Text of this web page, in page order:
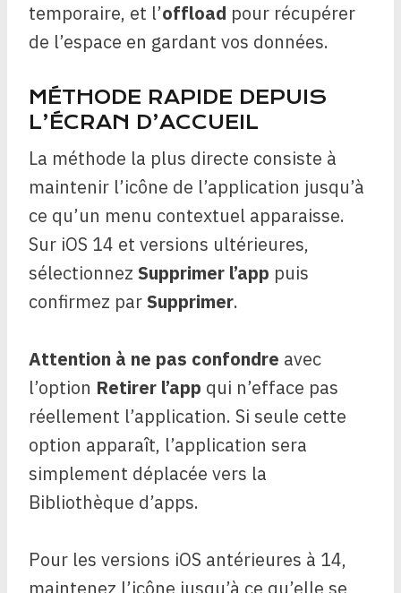
temporaire, et l’offload pour récupérer
de l’espace en gardant vos données.
MÉTHODE RAPIDE DEPUIS
L’ÉCRAN D’ACCUEIL
La méthode la plus directe consiste à
maintenir l’icône de l’application jusqu’à
ce qu’un menu contextuel apparaisse.
Sur iOS 14 et versions ultérieures,
sélectionnez Supprimer l’app puis
confirmez par Supprimer.
Attention à ne pas confondre avec
l’option Retirer l’app qui n’efface pas
réellement l’application. Si seule cette
option apparaît, l’application sera
simplement déplacée vers la
Bibliothèque d’apps.
Pour les versions iOS antérieures à 14,
maintenez l’icône jusqu’à ce qu’elle se